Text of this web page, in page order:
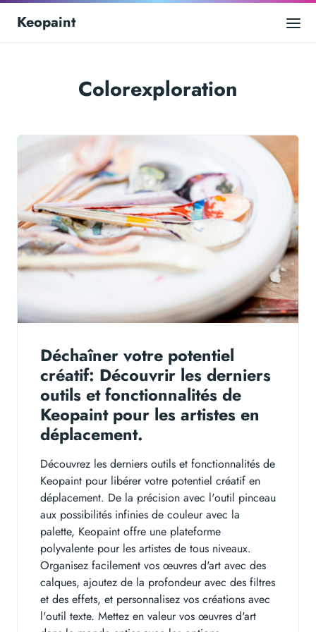
Keopaint
Colorexploration
Déchaîner votre potentiel
créatif: Découvrir les derniers
outils et fonctionnalités de
Keopaint pour les artistes en
déplacement.
Découvrez les derniers outils et fonctionnalités de
Keopaint pour libérer votre potentiel créatif en
déplacement. De la précision avec l'outil pinceau
aux possibilités infinies de couleur avec la
palette, Keopaint offre une plateforme
polyvalente pour les artistes de tous niveaux.
Organisez facilement vos œuvres d'art avec des
calques, ajoutez de la profondeur avec des filtres
et des effets, et personnalisez vos créations avec
l'outil texte. Mettez en valeur vos œuvres d'art